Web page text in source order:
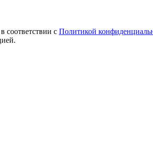
соответствии с Политикой